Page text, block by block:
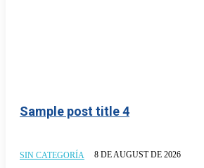
Sample post title 4
SIN CATEGORÍA 8 DE AUGUST DE 2026